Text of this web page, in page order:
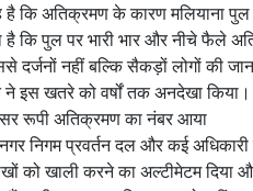
कि अतिक्रमण के कारण मलियाना पुल
है कि पुल पर भारी भार और नीचे फैले
दर्जनों नहीं बल्कि सैकड़ों लोगों की
ने इस खतरे को वर्षों तक अनदेखा किया।
रूपी अतिक्रमण का नंबर आया
नगर निगम प्रवर्तन दल और कई
को खाली करने का अल्टीमेटम दिया